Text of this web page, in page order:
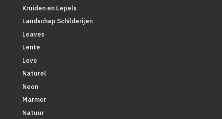
Kruiden en Lepels
Landschap Schilderijen
Leaves
Lente
Love
Naturel
Neon
Marmer
Natuur